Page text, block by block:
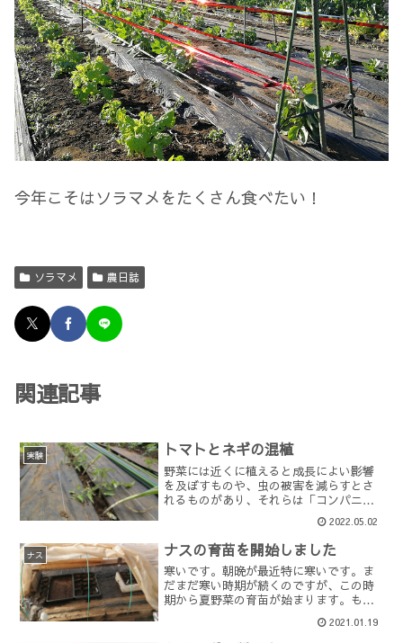
今年こそはソラマメをたくさん食べたい！
ソラマメ 農日誌
関連記事
実験 トマトとネギの混植
野菜には近くに植えると成長によい影響
を及ぼすものや、虫の被害を減らすとさ
れるものがあり、それらは「コンパニオ
ンプランツ」と呼ばれます。菜園場でも
コンパニオンプランツを植えて、主に虫
の被害を減らせることを期待して、日々
実験中です。去年から今年...
2022.05.02
ナス ナスの育苗を開始しました
寒いです。朝晩が最近特に寒いです。ま
だまだ寒い時期が続くのですが、この時
期から夏野菜の育苗が始まります。もう
夏野菜の準備か・・・・すでにパパイヤ
の育苗を開始していましたが、現在種ま
2021.01.19